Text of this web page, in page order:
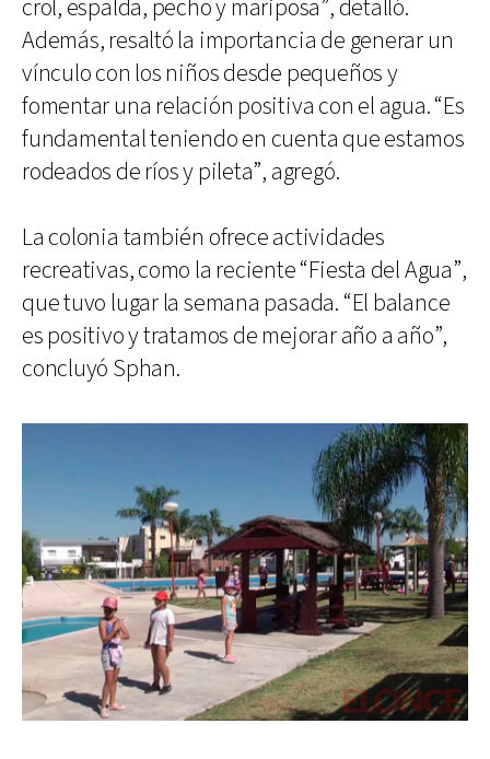
crol, espalda, pecho y mariposa”, detalló.
Además, resaltó la importancia de generar un
vínculo con los niños desde pequeños y
fomentar una relación positiva con el agua. “Es
fundamental teniendo en cuenta que estamos
rodeados de ríos y pileta”, agregó.
La colonia también ofrece actividades
recreativas, como la reciente “Fiesta del Agua”,
que tuvo lugar la semana pasada. “El balance
es positivo y tratamos de mejorar año a año”,
concluyó Sphan.